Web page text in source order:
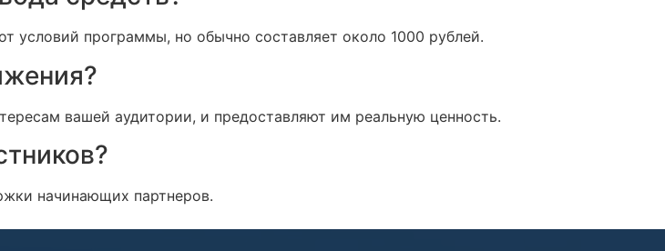
условий программы, но обычно составляет около 1000 рублей.
вашей аудитории, и предоставляют им реальную ценность.
начинающих партнеров.